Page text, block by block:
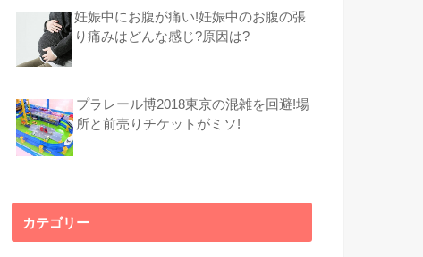
妊娠中にお腹が痛い!妊娠中のお腹の張
り痛みはどんな感じ?原因は?
プラレール博2018東京の混雑を回避!場
所と前売りチケットがミソ!
カテゴリー